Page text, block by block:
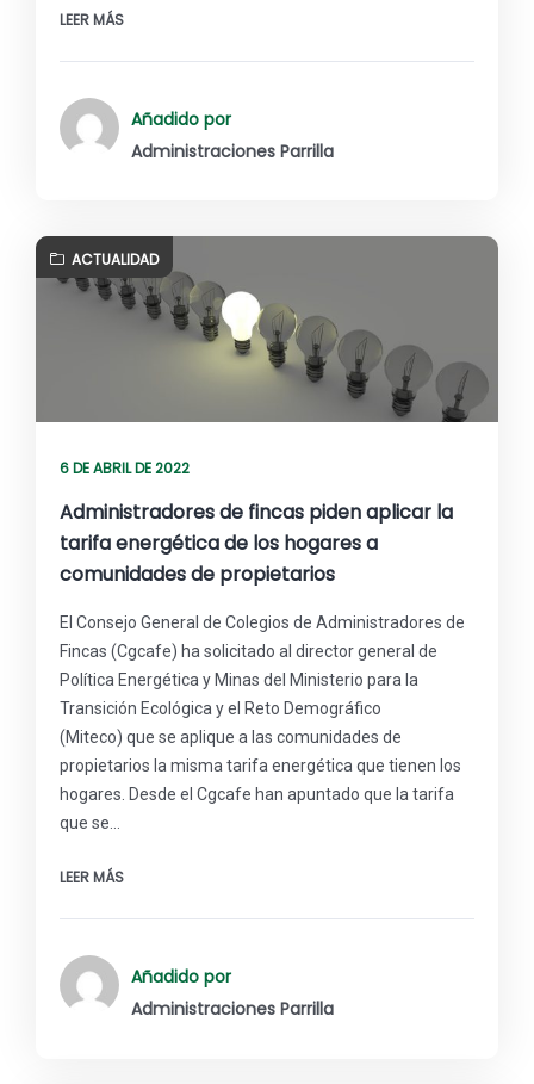
LEER MÁS
Añadido por
Administraciones Parrilla
ACTUALIDAD
6 DE ABRIL DE 2022
Administradores de fincas piden aplicar la
tarifa energética de los hogares a
comunidades de propietarios
El Consejo General de Colegios de Administradores de
Fincas (Cgcafe) ha solicitado al director general de
Política Energética y Minas del Ministerio para la
Transición Ecológica y el Reto Demográfico
(Miteco) que se aplique a las comunidades de
propietarios la misma tarifa energética que tienen los
hogares. Desde el Cgcafe han apuntado que la tarifa
que se…
LEER MÁS
Añadido por
Administraciones Parrilla